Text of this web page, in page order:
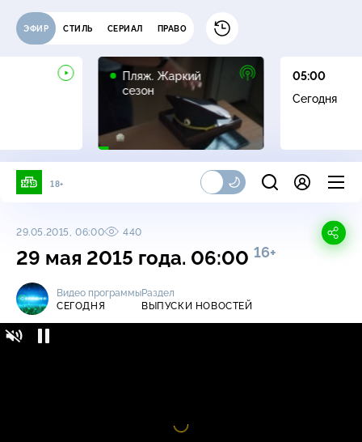
ЭФИР СТИЛЬ СЕРИАЛ ПРАВО
Пляж. Жаркий
сезон
16+
05:00
Сегодня
18+
29.05.2015, 06:00 440
29 мая 2015 года. 06:00 16+
Видео программы
СЕГОДНЯ
Раздел
ВЫПУСКИ НОВОСТЕЙ
Видео